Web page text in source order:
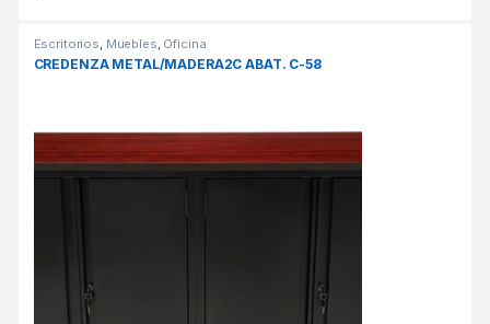
Escritorios, Muebles, Oficina
CREDENZA METAL/MADERA2C ABAT. C-58